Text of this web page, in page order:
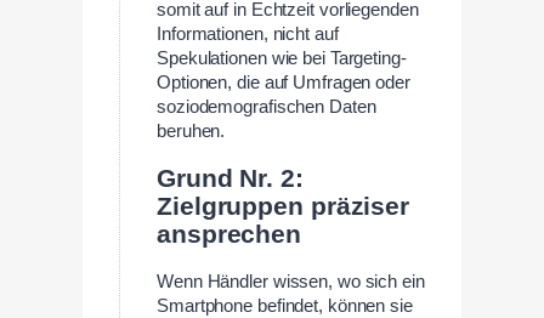
somit auf in Echtzeit vorliegenden
Informationen, nicht auf
Spekulationen wie bei Targeting-
Optionen, die auf Umfragen oder
soziodemografischen Daten
beruhen.
Grund Nr. 2:
Zielgruppen präziser
ansprechen
Wenn Händler wissen, wo sich ein
Smartphone befindet, können sie